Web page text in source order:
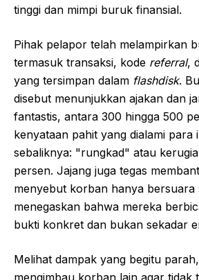
tinggi dan mimpi buruk finansial.
Pihak pelapor telah melampirkan
termasuk transaksi, kode referral,
yang tersimpan dalam flashdisk.
disebut menunjukkan ajakan dan
fantastis, antara 300 hingga 500
kenyataan pahit yang dialami para
sebaliknya: "rungkad" atau
persen. Jajang juga tegas
menyebut korban hanya bersuara
menegaskan bahwa mereka
bukti konkret dan bukan sekadar
Melihat dampak yang begitu